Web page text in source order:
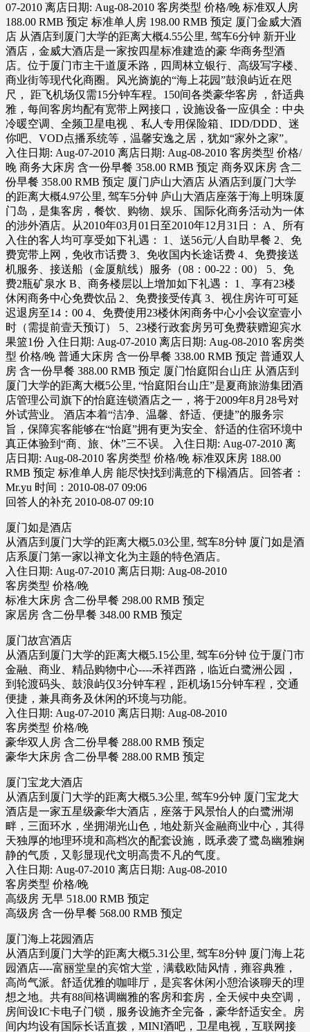
07-2010 离店日期: Aug-08-2010 客房类型 价格/晚 标准双人房
188.00 RMB 预定 标准单人房 198.00 RMB 预定 厦门金威大酒
店 从酒店到厦门大学的距离大概4.55公里, 驾车6分钟 新开业
酒店，金威大酒店是一家按四星标准建造的豪 华商务型酒
店。位于厦门市主干道厦禾路，四周林立银行、高级写字楼、
商业街等现代化商圈。风光旖旎的“海上花园”鼓浪屿近在咫
尺， 距飞机场仅需15分钟车程。150间各类豪华客房 ，舒适典
雅，每间客房均配有宽带上网接口，设施设备一应俱全：中央
冷暖空调、全频卫星电视 、私人专用保险箱、IDD/DDD、迷
你吧、VOD点播系统等，温馨安逸之居，犹如“家外之家”。
入住日期: Aug-07-2010 离店日期: Aug-08-2010 客房类型 价格/
晚 商务大床房 含一份早餐 358.00 RMB 预定 商务双床房 含二
份早餐 358.00 RMB 预定 厦门庐山大酒店 从酒店到厦门大学
的距离大概4.97公里, 驾车5分钟 庐山大酒店座落于海上明珠厦
门岛，是集客房，餐饮、购物、娱乐、国际化商务活动为一体
的涉外酒店。从2010年03月01日至2010年12月31日： A、所有
入住的客人均可享受如下礼遇： 1、送56元/人自助早餐 2、免
费宽带上网，免收市话费 3、免收国内长途话费 4、免费接送
机服务、接送船（金厦航线）服务（08：00-22：00） 5、免
费2瓶矿泉水 B、商务楼层以上增加如下礼遇： 1、享有23楼
休闲商务中心免费饮品 2、免费接受传真 3、视住房许可可延
迟退房至14：00 4、免费使用23楼休闲商务中心小会议室壹小
时（需提前壹天预订） 5、23楼行政套房另可免费获赠迎宾水
果篮1份 入住日期: Aug-07-2010 离店日期: Aug-08-2010 客房类
型 价格/晚 普通大床房 含一份早餐 338.00 RMB 预定 普通双人
房 含一份早餐 388.00 RMB 预定 厦门怡庭阳台山庄 从酒店到
厦门大学的距离大概5公里, “怡庭阳台山庄”是夏商旅游集团酒
店管理公司旗下的怡庭连锁酒店之一，将于2009年8月28号对
外试营业。 酒店本着“洁净、温馨、舒适、便捷”的服务宗
旨，保障宾客能够在“怡庭”拥有更为安全、舒适的住宿环境中
真正体验到“商、旅、休”三不误。 入住日期: Aug-07-2010 离
店日期: Aug-08-2010 客房类型 价格/晚 标准双床房 188.00
RMB 预定 标准单人房 能尽快找到满意的下榻酒店。回答者：
Mr.yu 时间：2010-08-07 09:06
回答人的补充 2010-08-07 09:10
厦门如是酒店
从酒店到厦门大学的距离大概5.03公里, 驾车8分钟 厦门如是酒
店系厦门第一家以禅文化为主题的特色酒店。
入住日期: Aug-07-2010 离店日期: Aug-08-2010
客房类型 价格/晚
标准大床房 含二份早餐 298.00 RMB 预定
家居房 含二份早餐 348.00 RMB 预定
厦门故宫酒店
从酒店到厦门大学的距离大概5.15公里, 驾车6分钟 位于厦门市
金融、商业、精品购物中心----禾祥西路，临近白鹭洲公园，
到轮渡码头、鼓浪屿仅3分钟车程，距机场15分钟车程，交通
便捷，兼具商务及休闲的环境与功能。
入住日期: Aug-07-2010 离店日期: Aug-08-2010
客房类型 价格/晚
豪华双人房 含二份早餐 288.00 RMB 预定
豪华大床房 含二份早餐 288.00 RMB 预定
厦门宝龙大酒店
从酒店到厦门大学的距离大概5.3公里, 驾车9分钟 厦门宝龙大
酒店是一家五星级豪华大酒店，座落于风景怡人的白鹭洲湖
畔，三面环水，坐拥湖光山色，地处新兴金融商业中心，其得
天独厚的地理环境和高档次的配套设施，既承袭了鹭岛幽雅娴
静的气质，又彰显现代文明高贵不凡的气度。
入住日期: Aug-07-2010 离店日期: Aug-08-2010
客房类型 价格/晚
高级房 无早 518.00 RMB 预定
高级房 含一份早餐 568.00 RMB 预定
厦门海上花园酒店
从酒店到厦门大学的距离大概5.31公里, 驾车8分钟 厦门海上花
园酒店----富丽堂皇的宾馆大堂，满载欧陆风情，雍容典雅，
高尚气派。舒适优雅的咖啡厅，是宾客休闲小憩洽谈聊天的理
想之地。共有88间格调幽雅的客房和套房，全天候中央空调，
房间设IC卡电子门锁，服务设施齐全完备，豪华舒适安全。房
间内均设有国际长话直拨，MINI酒吧，卫星电视，互联网接